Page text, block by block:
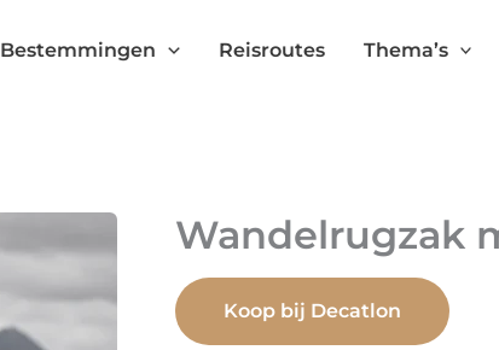
Bestemmingen Reisroutes Thema’s
Wandelrugzak
Koop bij Decatlon